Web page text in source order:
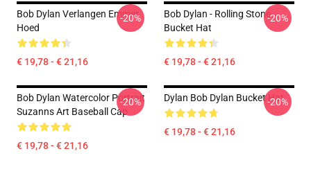
Bob Dylan Verlangen Emmer
Hoed
€ 19,78 - € 21,16
-20%
Bob Dylan - Rolling Stone
Bucket Hat
€ 19,78 - € 21,16
-20%
Bob Dylan Watercolor Portrait
Suzanns Art Baseball Cap
€ 19,78 - € 21,16
-20% Dylan Bob Dylan Bucket Hat
€ 19,78 - € 21,16
-20%